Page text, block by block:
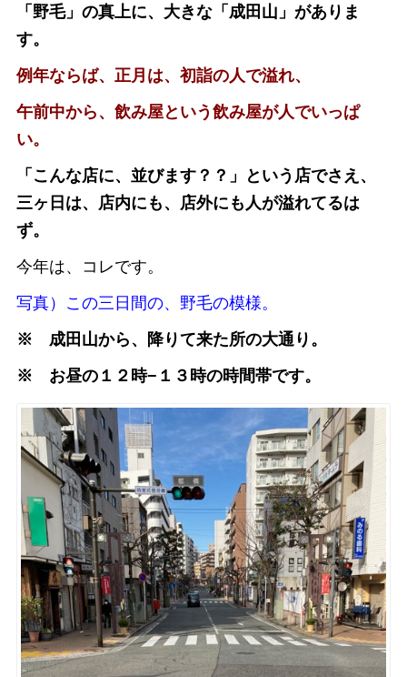
「野毛」の真上に、大きな「成田山」がありま
す。
例年ならば、正月は、初詣の人で溢れ、
午前中から、飲み屋という飲み屋が人でいっぱ
い。
「こんな店に、並びます？？」という店でさえ、
三ヶ日は、店内にも、店外にも人が溢れてるは
ず。
今年は、コレです。
写真）この三日間の、野毛の模様。
※ 成田山から、降りて来た所の大通り。
※ お昼の１２時−１３時の時間帯です。